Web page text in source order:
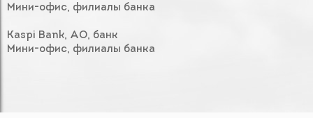
Мини-офис, филиалы банка
Kaspi Bank, АО, банк
Мини-офис, филиалы банка